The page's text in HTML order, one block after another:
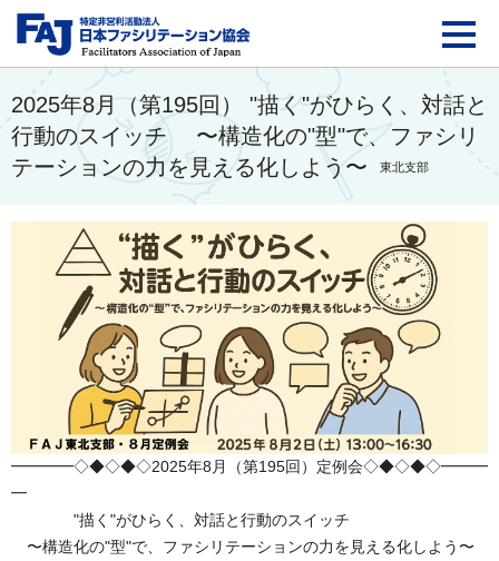
FAJ：特定非営利活動
2025年8月（第195回） "描く"がひらく、対話と
行動のスイッチ 〜構造化の"型"で、ファシリ
テーションの力を見える化しよう〜
東北支部
━━━━◇◆◇◆◇2025年8月（第195回）定例会◇◆◇◆◇━━━
━
"描く"がひらく、対話と行動のスイッチ
〜構造化の"型"で、ファシリテーションの力を見える化しよう〜